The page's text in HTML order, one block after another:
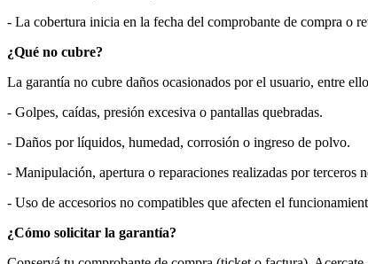
- La cobertura inicia en la fecha del comprobante de compra o
¿Qué no cubre?
La garantía no cubre daños ocasionados por el usuario, entre
- Golpes, caídas, presión excesiva o pantallas quebradas.
- Daños por líquidos, humedad, corrosión o ingreso de polvo.
- Manipulación, apertura o reparaciones realizadas por terceros
- Uso de accesorios no compatibles que afecten el
¿Cómo solicitar la garantía?